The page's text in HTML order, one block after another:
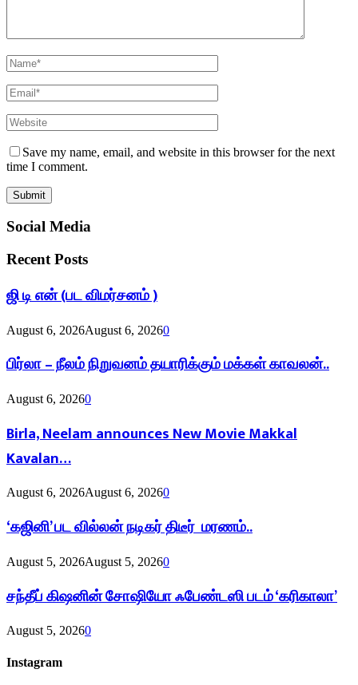
Save my name, email, and website in this browser for the next
time I comment.
Social Media
Recent Posts
ஜி டி என் (பட விமர்சனம் )
August 6, 2026August 6, 20260
பிர்லா – நீலம் நிறுவனம் தயாரிக்கும் மக்கள் காவலன்..
August 6, 20260
Birla, Neelam announces New Movie Makkal
Kavalan…
August 6, 2026August 6, 20260
‘கஜினி’ பட வில்லன் நடிகர் திடீர் மரணம்..
August 5, 2026August 5, 20260
சந்தீப் கிஷனின் சோஷியோ ஃபேண்டஸி படம் ‘கரிகாலா’
August 5, 20260
Instagram